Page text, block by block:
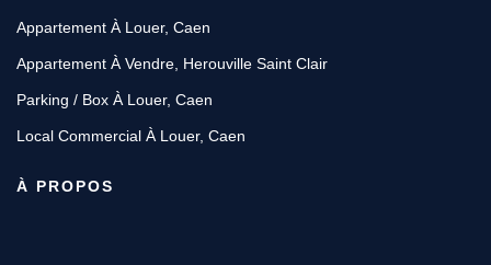
Appartement À Louer, Caen
Appartement À Vendre, Herouville Saint Clair
Parking / Box À Louer, Caen
Local Commercial À Louer, Caen
À PROPOS